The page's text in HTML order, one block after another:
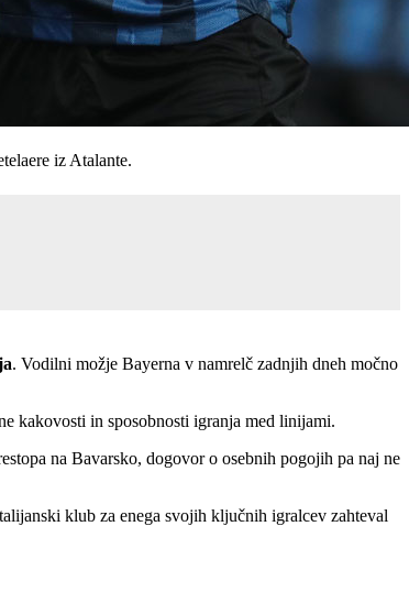
iz Atalante.
. Vodilni možje Bayerna v namrelč zadnjih dneh močno
kakovosti in sposobnosti igranja med linijami.
na Bavarsko, dogovor o osebnih pogojih pa naj ne
klub za enega svojih ključnih igralcev zahteval